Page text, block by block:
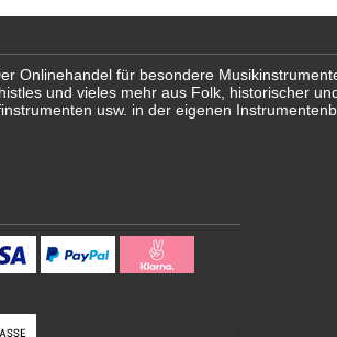
Onlinehandel für besondere
und vieles mehr aus Folk, historischer
usw. in der eigenen